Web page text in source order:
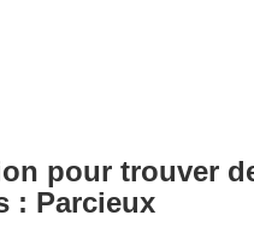
pour trouver
: Parcieux